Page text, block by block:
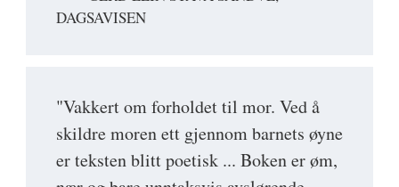
DAGSAVISEN
"Vakkert om forholdet til mor. Ved å
skildre moren ett gjennom barnets øyne
er teksten blitt poetisk ... Boken er øm,